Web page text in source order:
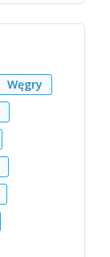
Węgry